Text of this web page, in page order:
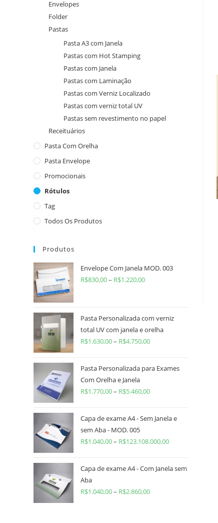
Envelopes
Folder
Pastas
Pasta A3 com Janela
Pastas com Hot Stamping
Pastas com Janela
Pastas com Laminação
Pastas com Verniz Localizado
Pastas com verniz total UV
Pastas sem revestimento no papel
Receituários
Pasta Com Orelha
Pasta Envelope
Promocionais
Rótulos
Tag
Todos Os Produtos
Produtos
Envelope Com Janela MOD. 003
R$830,00– R$1.220,00
Pasta Personalizada com verniz
total UV com janela e orelha
R$1.630,00– R$4.750,00
Pasta Personalizada para Exames
Com Orelha e Janela
R$1.770,00– R$5.460,00
Capa de exame A4 - Sem Janela e
sem Aba - MOD. 005
R$1.040,00– R$123.108.000,00
Capa de exame A4 - Com Janela sem
Aba
R$1.040,00– R$2.860,00